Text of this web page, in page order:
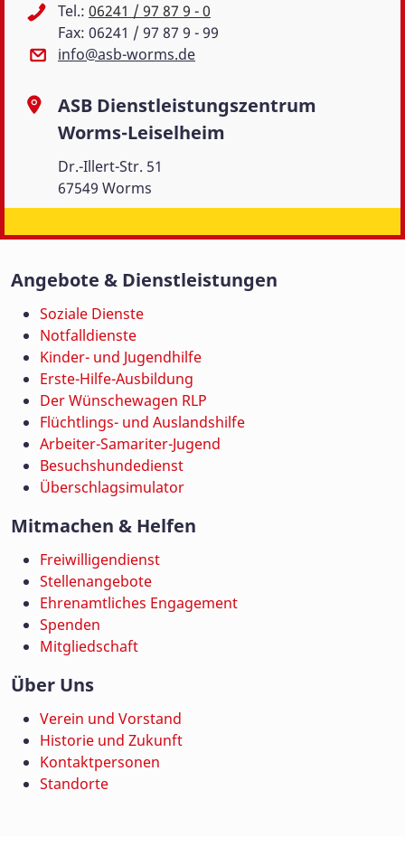
Tel.: 06241 / 97 87 9 - 0
Fax: 06241 / 97 87 9 - 99
info@asb-worms.de
ASB Dienstleistungszentrum
Worms-Leiselheim
Dr.-Illert-Str. 51
67549 Worms
Angebote & Dienstleistungen
Soziale Dienste
Notfalldienste
Kinder- und Jugendhilfe
Erste-Hilfe-Ausbildung
Der Wünschewagen RLP
Flüchtlings- und Auslandshilfe
Arbeiter-Samariter-Jugend
Besuchshundedienst
Überschlagsimulator
Mitmachen & Helfen
Freiwilligendienst
Stellenangebote
Ehrenamtliches Engagement
Spenden
Mitgliedschaft
Über Uns
Verein und Vorstand
Historie und Zukunft
Kontaktpersonen
Standorte